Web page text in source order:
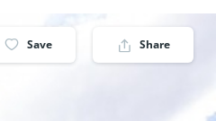
Save Share